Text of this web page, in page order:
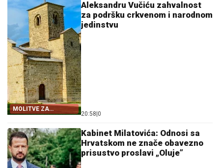
MOLITVE ZA
ZDRAVLJE I USPJEH
Aleksandru Vučiću zahvalnost
za podršku crkvenom i narodnom
jedinstvu
20:58 0
Kabinet Milatovića: Odnosi sa
Hrvatskom ne znače obavezno
prisustvo proslavi „Oluje”